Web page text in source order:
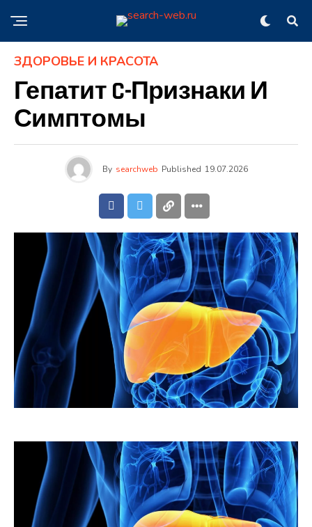
ЗДОРОВЬЕ И КРАСОТА
Гепатит C-Признаки И
Симптомы
By searchweb Published 19.07.2026